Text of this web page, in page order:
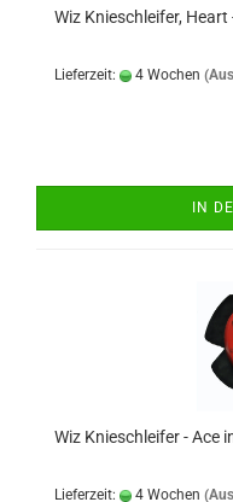
Wiz Knieschleifer, Heart
Lieferzeit: 4 Wochen
IN
Wiz Knieschleifer - Ace
Lieferzeit: 4 Wochen